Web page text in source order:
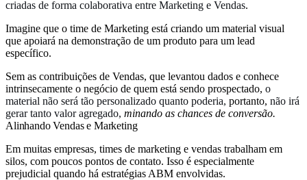
criadas de forma colaborativa entre Marketing e Vendas.
Imagine que o time de Marketing está criando um material visual
que apoiará na demonstração de um produto para um lead
específico.
Sem as contribuições de Vendas, que levantou dados e conhece
intrinsecamente o negócio de quem está sendo prospectado, o
material não será tão personalizado quanto poderia, portanto, não irá
gerar tanto valor agregado, minando as chances de conversão.
Alinhando Vendas e Marketing
Em muitas empresas, times de marketing e vendas trabalham em
silos, com poucos pontos de contato. Isso é especialmente
prejudicial quando há estratégias ABM envolvidas.